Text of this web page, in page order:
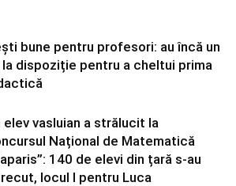
bune pentru profesori: au încă un
la dispoziție pentru a cheltui prima
elev vasluian a strălucit la
Național de Matematică
140 de elevi din țară s-au
locul I pentru Luca